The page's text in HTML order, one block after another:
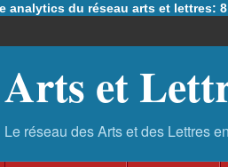
analytics du réseau arts et lettres:
Arts et